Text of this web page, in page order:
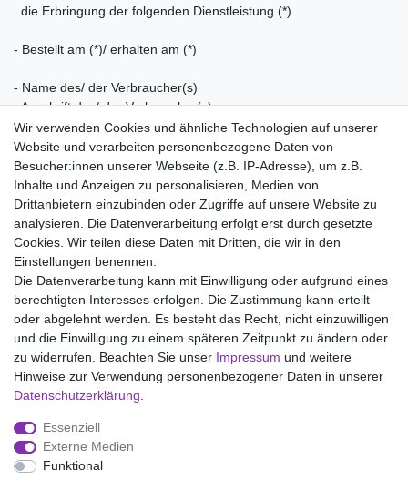
die Erbringung der folgenden Dienstleistung (*)
- Bestellt am (*)/ erhalten am (*)
- Name des/ der Verbraucher(s)
- Anschrift des/ der Verbraucher(s)
- Unterschrift des/ der Verbraucher(s) (nur bei Mitteilung auf
Papier)
- Datum
(*) Unzutreffendes streichen.
Wir liefern mit DHL (auch Samstags)
14 Tage Rückgaberecht
Impressum Daten­schutz­erklärung AGB
Widerrufs­recht
Wir verwenden Cookies und ähnliche Technologien auf unserer
Website und verarbeiten personenbezogene Daten von
Besucher:innen unserer Webseite (z.B. IP-Adresse), um z.B.
Inhalte und Anzeigen zu personalisieren, Medien von
Drittanbietern einzubinden oder Zugriffe auf unsere Website zu
analysieren. Die Datenverarbeitung erfolgt erst durch gesetzte
Cookies. Wir teilen diese Daten mit Dritten, die wir in den
Einstellungen benennen.
Die Datenverarbeitung kann mit Einwilligung oder aufgrund eines
berechtigten Interesses erfolgen. Die Zustimmung kann erteilt
oder abgelehnt werden. Es besteht das Recht, nicht einzuwilligen
und die Einwilligung zu einem späteren Zeitpunkt zu ändern oder
zu widerrufen. Beachten Sie unser Impressum und weitere
Hinweise zur Verwendung personenbezogener Daten in unserer
Daten­schutz­erklärung
Essenziell
Externe Medien
Funktional